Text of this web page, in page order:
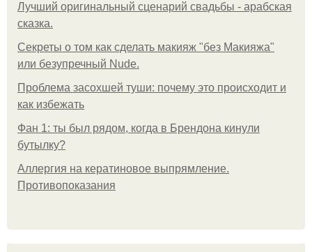
Лучший оригинальный сценарий свадьбы - арабская
сказка.
Секреты о том как сделать макияж "без Макияжа"
или безупречный Nude.
Проблема засохшей туши: почему это происходит и
как избежать
Фан 1: ты был рядом, когда в Брендона кинули
бутылку?
Аллергия на кератиновое выпрямление.
Противопоказания